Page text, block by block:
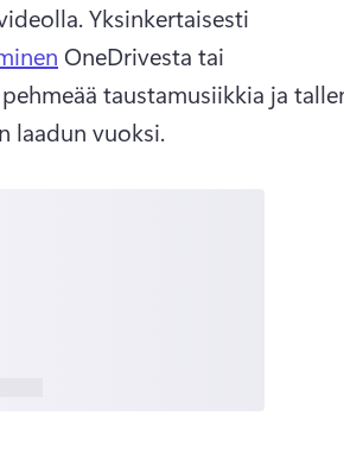
Yksinkertaisesti
OneDrivesta tai
taustamusiikkia ja
laadun vuoksi.